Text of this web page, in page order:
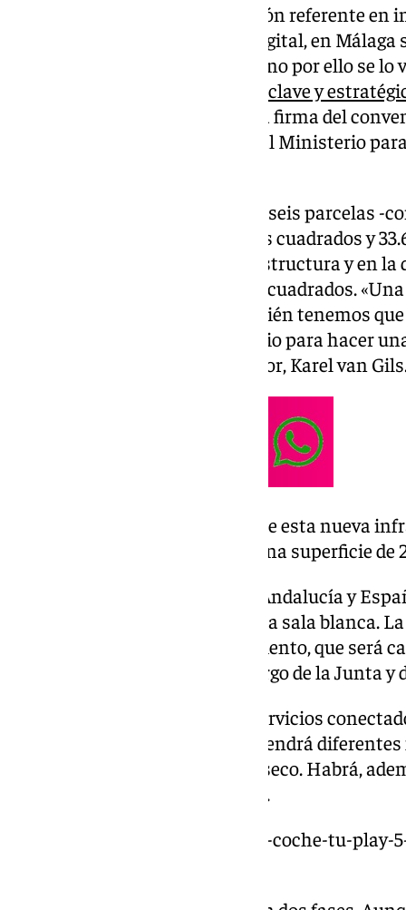
La sede del IMEC, una institución referente
nanoelectrónica y tecnología digital, en
fuera de Lovaina (Bélgica). Pero no por ello se
paso «clave y
en la capital costasoleña, con la firma del
parte de la Junta de Andalucía al Ministerio
Los terrenos están divididos en seis parcelas -
superficie total de 51.229 metros cuadrados y
el corazón de esta nueva infraestructura y en
una superficie de 2.000 metros cuadrados.
infraestructura de apoyo. También tenemos
futuro tenemos bastante espacio para hacer
presentación el R&D Fab Director, Karel van
La sala blanca, el corazón de esta nueva
diseñan los chips, tendrá una superficie
La sede del IMEC en Málaga (y Andalucía y
en cuya segunda planta estará la sala blanca.
unas 60 máquinas. El equipamiento, que será
millones de euros-, correrá a cargo de la Junta
También habrá un edificio de servicios
edificio principal. Este edificio tendrá
de agua o la producción de aire seco. Habrá,
también conectado al principal.
https://www.101tv.es/tu-nuevo-coche-tu-play-